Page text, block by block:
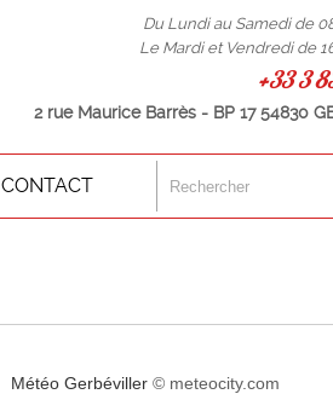
Du Lundi au Samedi de
Le Mardi et Vendredi de
+33 3
2 rue Maurice Barrès - BP 17 54830
CONTACT
Météo Gerbéviller © meteocity.com